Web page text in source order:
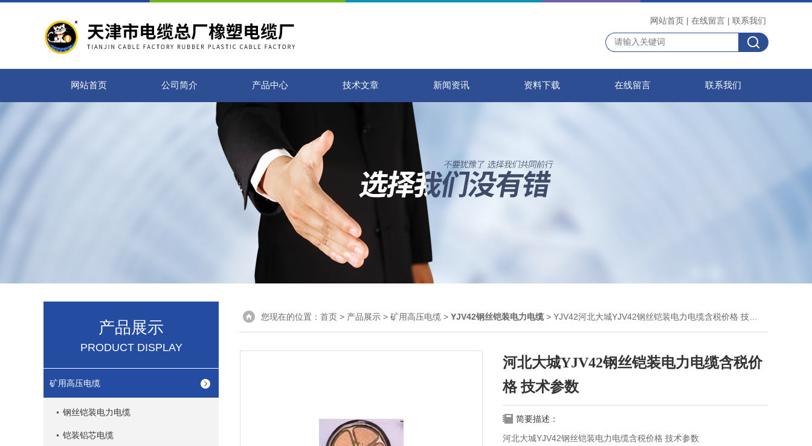
网站首页 | 在线留言 | 联系我们
网站首页 公司简介 产品中心 技术文章 新闻资讯 资料下载 在线留言 联系我们
产品展示
PRODUCT DISPLAY
矿用高压电缆
钢丝铠装电力电缆
铠装铝芯电缆
您现在的位置： 首页 > 产品展示 > 矿用高压电缆 > YJV42钢丝铠装电力电缆> YJV42河北大城YJV42钢丝铠装电力电缆含税价格 技术参数
河北大城YJV42钢丝铠装电力电缆含税价
格 技术参数
简要描述：
河北大城YJV42钢丝铠装电力电缆含税价格 技术参数